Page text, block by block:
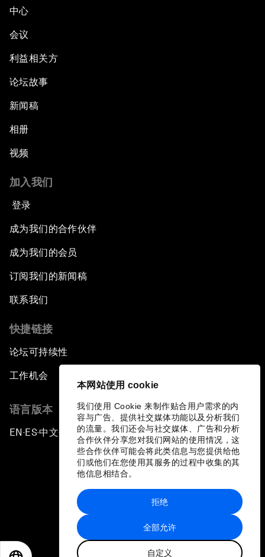
本网站使用 cookie
我们使用 Cookie 来制作贴合用户需求的内
容与广告、提供社交媒体功能以及分析我们
的流量。我们还会与社交媒体、广告和分析
合作伙伴分享您对我们网站的使用情况，这
些合作伙伴可能会将此类信息与您提供给他
们或他们在您使用其服务的过程中收集的其
他信息相结合。
全部允许
自定义
拒绝
中心
会议
利益相关方
论坛故事
新闻稿
相册
视频
加入我们
登录
成为我们的合作伙伴
成为我们的会员
订阅我们的新闻稿
联系我们
快捷链接
论坛可持续性
工作机会
语言版本
EN ▪ES▪中文▪ 日本語
站点地图